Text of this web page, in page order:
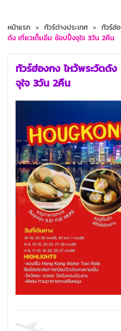
หน้าแรก ทัวร์ต่างประเทศ ทัวร์ฮ่
ดัง เที่ยวเต็มอิ่ม ช้อปปิ้งจุใจ 3วัน 2คืน
ทัวร์ฮ่องกง ไหว้พระวัดดั
จุใจ 3วัน 2คืน